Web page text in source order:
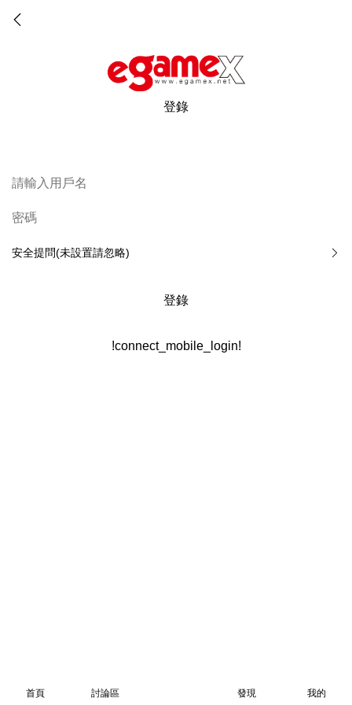
登錄
安全提問(未設置請忽略)
登錄
!connect_mobile_login!
首頁 討論區 發現 我的